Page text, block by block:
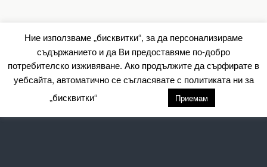
Back to top
Mobile Desktop
All content Copyright Барометър.нет
Ние използваме „бисквитки“, за да персонализираме
съдържанието и да Ви предоставяме по-добро
потребителско изживяване. Ако продължите да сърфирате в
уебсайта, автоматично се съгласявате с политиката ни за
„бисквитки“
Приемам